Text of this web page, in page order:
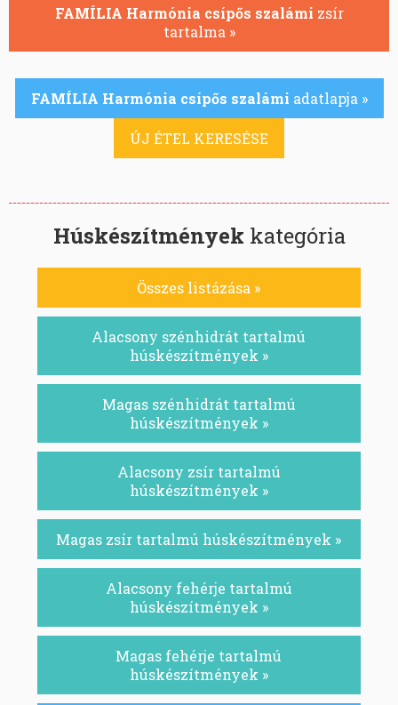
FAMÍLIA Harmónia csípős szalámi zsír
tartalma »
FAMÍLIA Harmónia csípős szalámi adatlapja »
ÚJ ÉTEL KERESÉSE
Húskészítmények kategória
Összes listázása »
Alacsony szénhidrát tartalmú
húskészítmények »
Magas szénhidrát tartalmú
húskészítmények »
Alacsony zsír tartalmú
húskészítmények »
Magas zsír tartalmú húskészítmények »
Alacsony fehérje tartalmú
húskészítmények »
Magas fehérje tartalmú
húskészítmények »